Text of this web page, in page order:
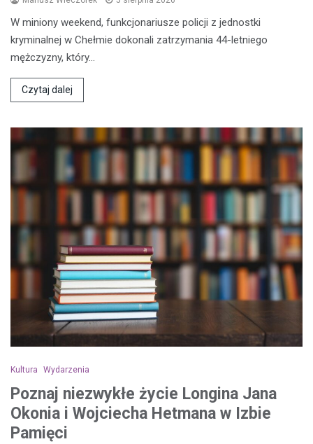
W miniony weekend, funkcjonariusze policji z jednostki
kryminalnej w Chełmie dokonali zatrzymania 44-letniego
mężczyzny, który…
Czytaj dalej
Kultura Wydarzenia
Poznaj niezwykłe życie Longina Jana
Okonia i Wojciecha Hetmana w Izbie
Pamięci